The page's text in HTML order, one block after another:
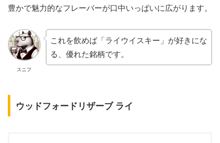
豊かで魅力的なフレーバーが口中いっぱいに広がります。
スニフ
これを飲めば「ライウイスキー」が好きにな
る、優れた銘柄です。
ウッドフォードリザーブ ライ